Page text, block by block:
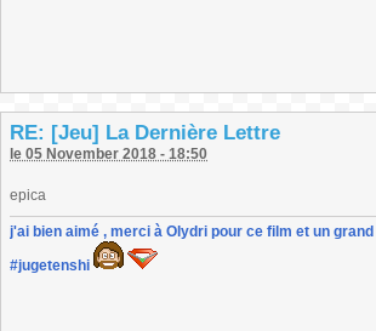
RE: [Jeu] La Dernière Lettre
le 05 November 2018 - 18:50
epica
j'ai bien aimé , merci à Olydri pour ce film et un
#jugetenshi